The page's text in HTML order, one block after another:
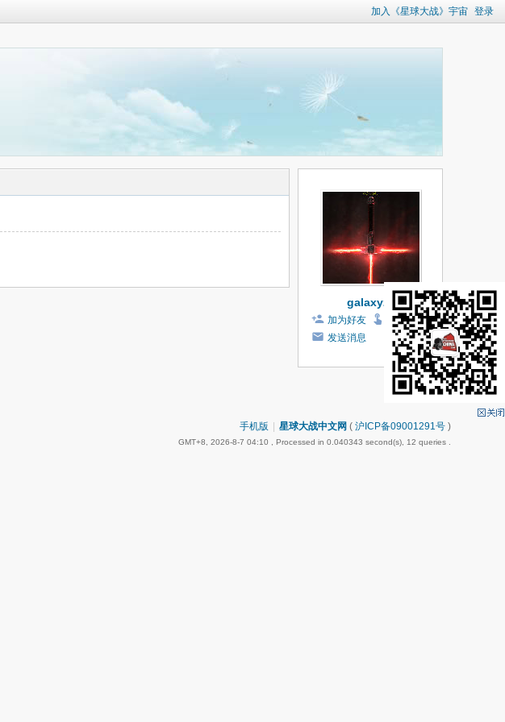
加入《星球大战》宇宙 登录
galaxyz9
加为好友
打个招呼
发送消息
手机版 星球大战中文网 ( 沪ICP备09001291号 )
GMT+8, 2026-8-7 04:10 , Processed in 0.040343 second(s), 12 queries .